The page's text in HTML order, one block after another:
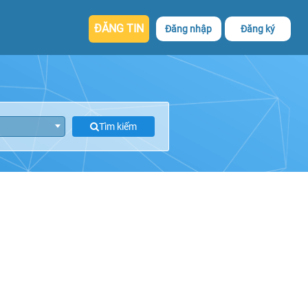
ĐĂNG TIN Đăng nhập Đăng ký
Tìm kiếm